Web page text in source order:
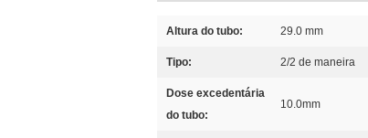
Altura do tubo: 29.0 mm
Tipo: 2/2 de maneira
Dose excedentária
do tubo:
10.0mm